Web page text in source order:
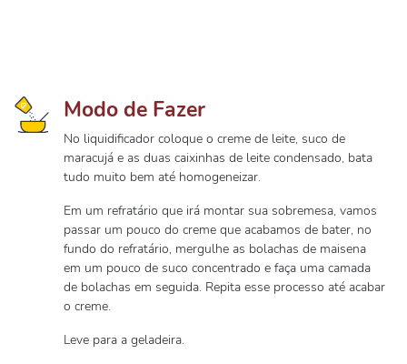
Modo de Fazer
No liquidificador coloque o creme de leite, suco de
maracujá e as duas caixinhas de leite condensado, bata
tudo muito bem até homogeneizar.
Em um refratário que irá montar sua sobremesa, vamos
passar um pouco do creme que acabamos de bater, no
fundo do refratário, mergulhe as bolachas de maisena
em um pouco de suco concentrado e faça uma camada
de bolachas em seguida. Repita esse processo até acabar
o creme.
Leve para a geladeira.